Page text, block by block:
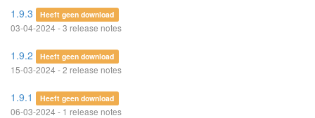
1.9.3 Heeft geen download
03-04-2024 - 3 release notes
1.9.2 Heeft geen download
15-03-2024 - 2 release notes
1.9.1 Heeft geen download
06-03-2024 - 1 release notes